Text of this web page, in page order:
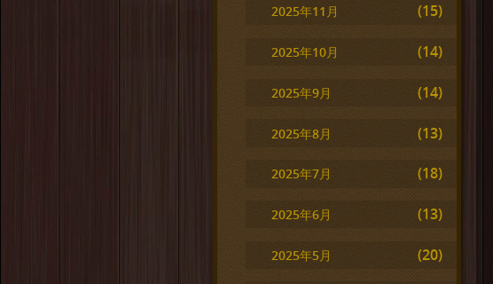
2025年11月 (15)
2025年10月 (14)
2025年9月 (14)
2025年8月 (13)
2025年7月 (18)
2025年6月 (13)
2025年5月 (20)